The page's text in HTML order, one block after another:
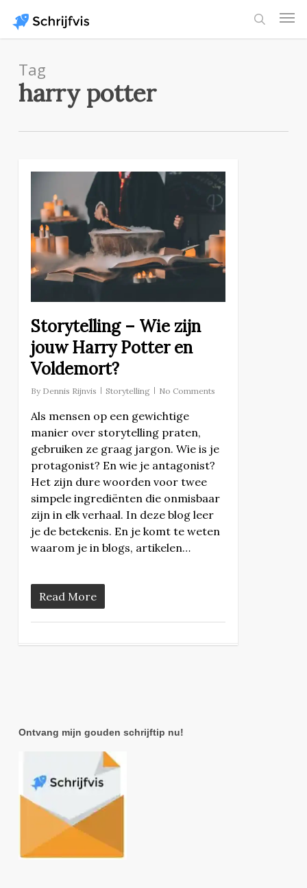
main
Tag
harry potter
Storytelling – Wie zijn
jouw Harry Potter en
Voldemort?
By Dennis Rijnvis Storytelling No Comments
Als mensen op een gewichtige
manier over storytelling praten,
gebruiken ze graag jargon. Wie is je
protagonist? En wie je antagonist?
Het zijn dure woorden voor twee
simpele ingrediënten die onmisbaar
zijn in elk verhaal. In deze blog leer
je de betekenis. En je komt te weten
waarom je in blogs, artikelen…
Read More
Ontvang mijn gouden schrijftip nu!